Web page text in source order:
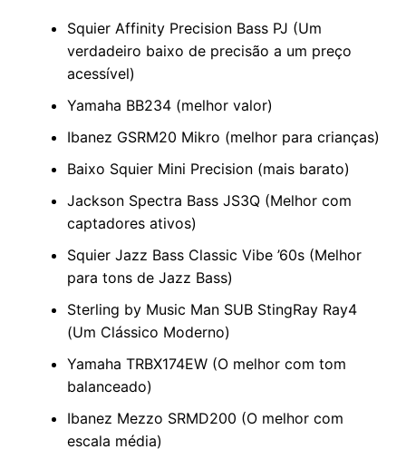
Squier Affinity Precision Bass PJ (Um
verdadeiro baixo de precisão a um preço
acessível)
Yamaha BB234 (melhor valor)
Ibanez GSRM20 Mikro (melhor para crianças)
Baixo Squier Mini Precision (mais barato)
Jackson Spectra Bass JS3Q (Melhor com
captadores ativos)
Squier Jazz Bass Classic Vibe ’60s (Melhor
para tons de Jazz Bass)
Sterling by Music Man SUB StingRay Ray4
(Um Clássico Moderno)
Yamaha TRBX174EW (O melhor com tom
balanceado)
Ibanez Mezzo SRMD200 (O melhor com
escala média)